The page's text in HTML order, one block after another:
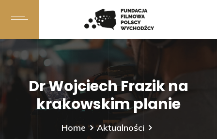
Dr Wojciech Frazik na
krakowskim planie
Home
Aktualności